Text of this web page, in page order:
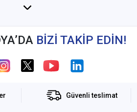
BİZİ TAKİP EDİN!
Güvenli teslimat